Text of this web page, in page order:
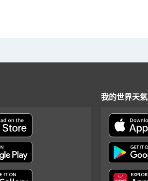
我的世界天氣